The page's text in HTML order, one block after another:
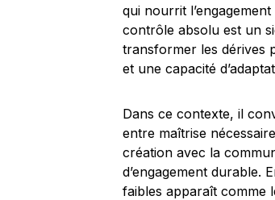
qui nourrit
contrôle absolu est un
transformer les dérives
et une capacité
Dans ce contexte, il
entre maîtrise
création avec la
d’engagement durable.
faibles apparaît comme